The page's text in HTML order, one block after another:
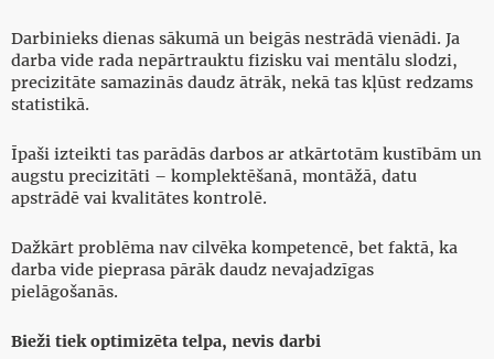
Darbinieks dienas sākumā un beigās nestrādā vienādi. Ja
darba vide rada nepārtrauktu fizisku vai mentālu slodzi,
precizitāte samazinās daudz ātrāk, nekā tas kļūst redzams
statistikā.
Īpaši izteikti tas parādās darbos ar atkārtotām kustībām un
augstu precizitāti – komplektēšanā, montāžā, datu
apstrādē vai kvalitātes kontrolē.
Dažkārt problēma nav cilvēka kompetencē, bet faktā, ka
darba vide pieprasa pārāk daudz nevajadzīgas
pielāgošanās.
Bieži tiek optimizēta telpa, nevis darbi